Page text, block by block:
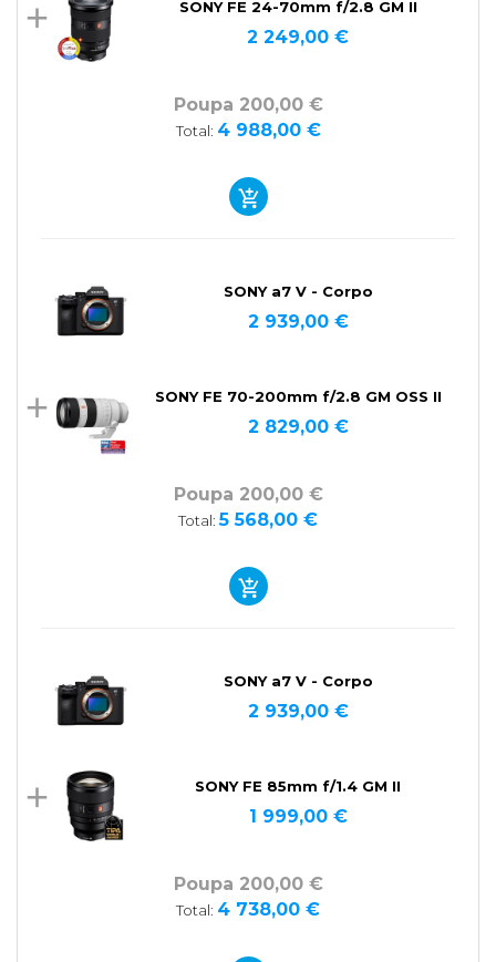
SONY FE 24-70mm f/2.8 GM II
2 249,00 €
Poupa 200,00 €
Total: 4 988,00 €
SONY a7 V - Corpo
2 939,00 €
SONY FE 70-200mm f/2.8 GM OSS II
2 829,00 €
Poupa 200,00 €
Total:5 568,00 €
SONY a7 V - Corpo
2 939,00 €
SONY FE 85mm f/1.4 GM II
1 999,00 €
Poupa 200,00 €
Total: 4 738,00 €